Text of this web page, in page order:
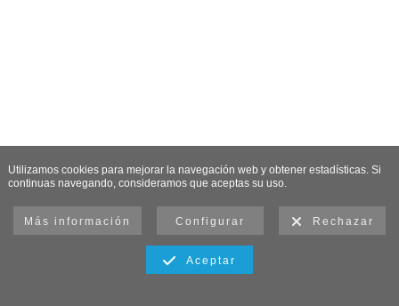
Utilizamos cookies para mejorar la navegación web y obtener estadísticas. Si
continuas navegando, consideramos que aceptas su uso.
Más información Configurar Rechazar
Aceptar